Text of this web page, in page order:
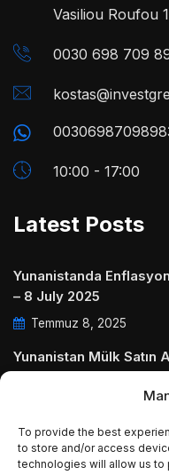
To provide the best
to store and/or access
technologies will allow us to
Vasiliou Roufou
0030 698 709
10:00 - 17:00
Latest Posts
Yunanistanda
– 8 July 2025
Temmuz 8, 2025
Yunanistan Mülk Satın
July 2025
Temmuz 5, 2025